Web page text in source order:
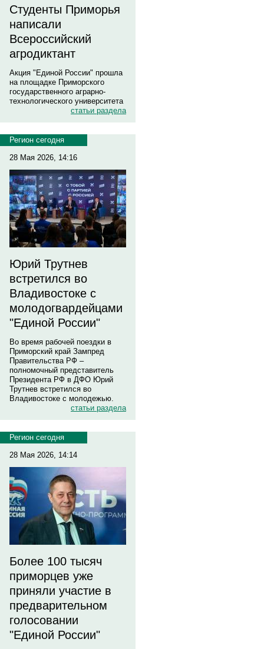
Студенты Приморья
написали
Всероссийский
агродиктант
Акция "Единой России" прошла
на площадке Приморского
государственного аграрно-
технологического университета
статьи раздела
Регион сегодня
28 Мая 2026, 14:16
Юрий Трутнев
встретился во
Владивостоке с
молодогвардейцами
"Единой России"
Во время рабочей поездки в
Приморский край Зампред
Правительства РФ –
полномочный представитель
Президента РФ в ДФО Юрий
Трутнев встретился во
Владивостоке с молодежью.
статьи раздела
Регион сегодня
28 Мая 2026, 14:14
Более 100 тысяч
приморцев уже
приняли участие в
предварительном
голосовании
"Единой России"